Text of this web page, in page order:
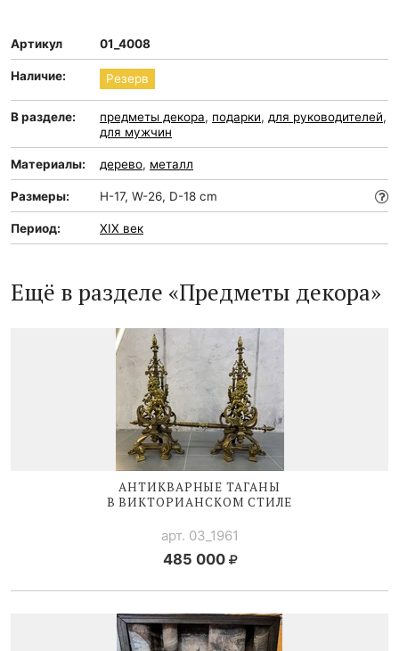
Артикул 01_4008
Наличие: Резерв
В разделе: предметы декора, подарки, для руководителей,
для мужчин
Материалы: дерево, металл
Размеры: H-17, W-26, D-18 cm
Период: XIX век
Ещё в разделе «Предметы декора»
АНТИКВАРНЫЕ ТАГАНЫ
В ВИКТОРИАНСКОМ СТИЛЕ
арт. 03_1961
485 000